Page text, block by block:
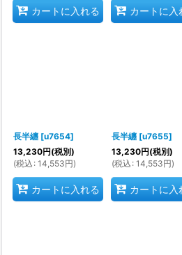
カートに入れる カートに入
長半纏 [u7654]
13,230円(税別)
(税込 : 14,553円)
カートに入れる
長半纏 [u7655]
13,230円(税別)
(税込 : 14,553円)
カートに入